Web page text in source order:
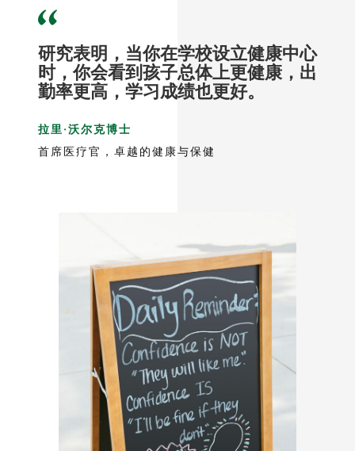
研究表明，当你在学校设立健康中心
时，你会看到孩子总体上更健康，出
勤率更高，学习成绩也更好。
拉里·沃尔克博士
首席医疗官，卓越的健康与保健